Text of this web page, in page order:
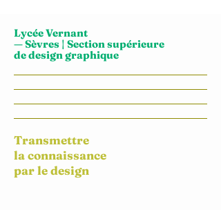
Lycée Vernant
— Sèvres | Section supérieure
de design graphique
Transmettre
la connaissance
par le design